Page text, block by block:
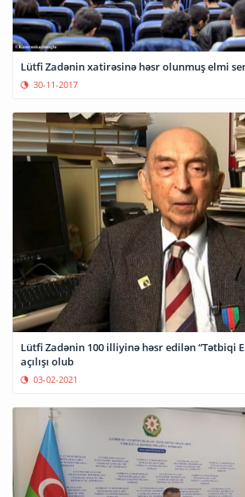
Lütfi Zadənin xatirəsinə həsr olunmuş elmi
30-11-2017
Lütfi Zadənin 100 illiyinə həsr edilən “Tətbiqi
açılışı olub
03-02-2021